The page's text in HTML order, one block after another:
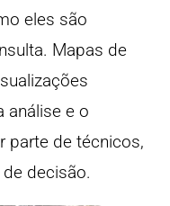
eles são
Mapas de
análise e o
parte de técnicos,
decisão.